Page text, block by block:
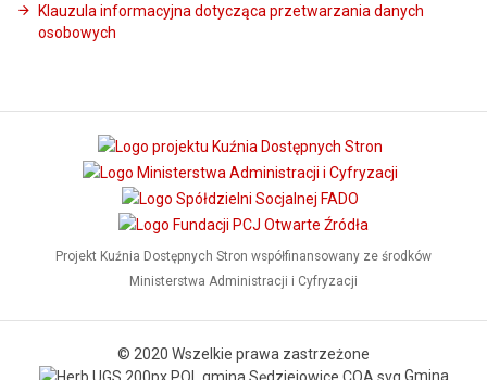
Klauzula informacyjna dotycząca przetwarzania danych
osobowych
Projekt Kuźnia Dostępnych Stron współfinansowany ze środków
Ministerstwa Administracji i Cyfryzacji
© 2020 Wszelkie prawa zastrzeżone
Gmina